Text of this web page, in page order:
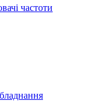
частоти